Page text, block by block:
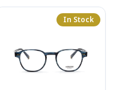
In Stock